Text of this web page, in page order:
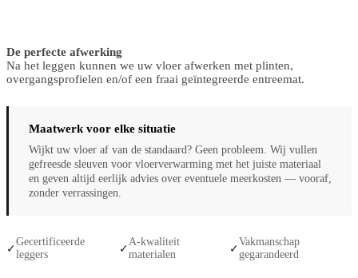
De perfecte afwerking
Na het leggen kunnen we uw vloer afwerken met plinten,
overgangsprofielen en/of een fraai geïntegreerde entreemat.
Maatwerk voor elke situatie
Wijkt uw vloer af van de standaard? Geen probleem. Wij vullen
gefreesde sleuven voor vloerverwarming met het juiste materiaal
en geven altijd eerlijk advies over eventuele meerkosten — vooraf,
zonder verrassingen.
✓
Gecertificeerde
leggers
✓
A-kwaliteit
materialen
✓
Vakmanschap
gegarandeerd